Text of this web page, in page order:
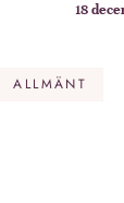
18
ALLMÄNT